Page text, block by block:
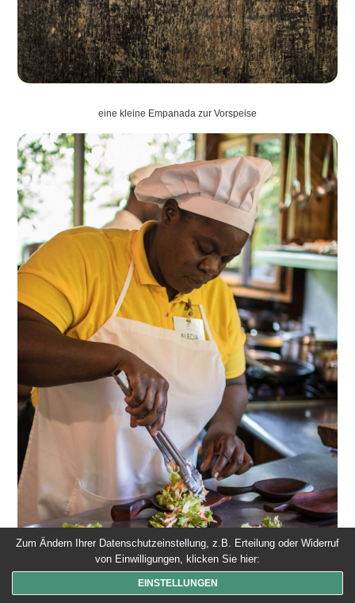
eine kleine Empanada zur Vorspeise
Zum Ändern Ihrer Datenschutzeinstellung, z.B. Erteilung oder Widerruf
von Einwilligungen, klicken Sie hier:
EINSTELLUNGEN